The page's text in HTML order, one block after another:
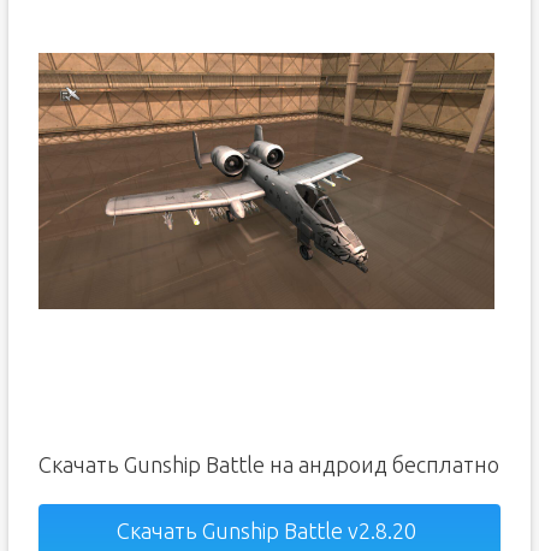
Скачать Gunship Battle на андроид бесплатно
Скачать Gunship Battle v2.8.20